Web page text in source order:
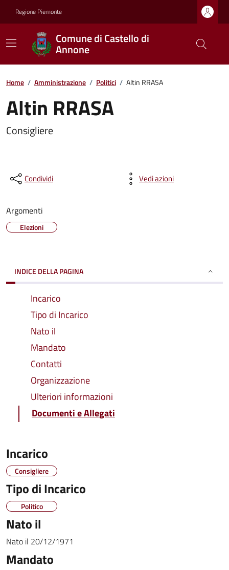
Regione Piemonte
Comune di Castello di
Annone
Home / Amministrazione / Politici / Altin RRASA
Altin RRASA
Consigliere
Condividi Vedi azioni
Argomenti
Elezioni
INDICE DELLA PAGINA
Incarico
Tipo di Incarico
Nato il
Mandato
Contatti
Organizzazione
Ulteriori informazioni
Documenti e Allegati
Incarico
Consigliere
Tipo di Incarico
Politico
Nato il
Nato il 20/12/1971
Mandato